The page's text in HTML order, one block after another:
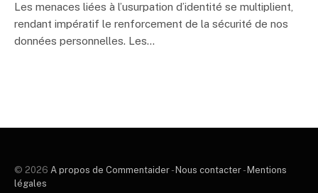
Les menaces liées à l’usurpation d’identité se multiplient,
rendant impératif le renforcement de la sécurité de nos
données personnelles. Les…
© 2026 A propos de Commentaider - Nous contacter - Mentions
légales